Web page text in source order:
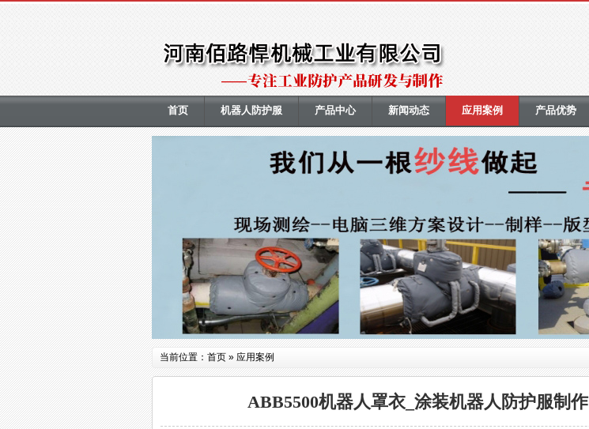
首页 机器人防护服 产品中心 新闻动态 应用案例 产品优势
当前位置： 首页 » 应用案例
ABB5500机器人罩衣_涂装机器人防护服制作